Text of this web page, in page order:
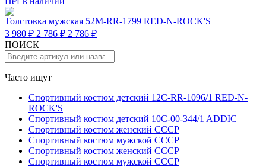
Толстовка мужская 52M-RR-1799 RED-N-ROCK'S
3 980 ₽ 2 786 ₽ 2 786 ₽
ПОИСК
Часто ищут
Спортивный костюм детский 12C-RR-1096/1 RED-N-
ROCK'S
Спортивный костюм детский 10C-00-344/1 ADDIC
Спортивный костюм женский СССР
Спортивный костюм мужской СССР
Спортивный костюм женский СССР
Спортивный костюм мужской СССР